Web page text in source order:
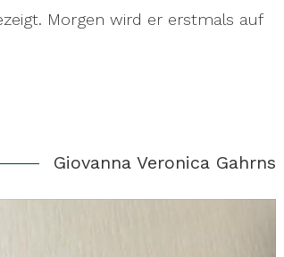
Morgen wird er erstmals auf
Giovanna Veronica Gahrns